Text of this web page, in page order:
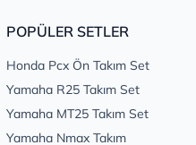
POPÜLER SETLER
Honda Pcx Ön Takım Set
Yamaha R25 Takım Set
Yamaha MT25 Takım Set
Yamaha Nmax Takım